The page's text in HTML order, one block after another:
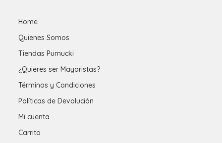
Home
Quienes Somos
Tiendas Pumucki
¿Quieres ser Mayoristas?
Términos y Condiciones
Políticas de Devolución
Mi cuenta
Carrito